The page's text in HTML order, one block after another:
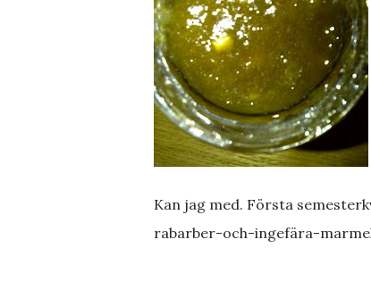
Kan jag med. Första
rabarber-och-ingefära-